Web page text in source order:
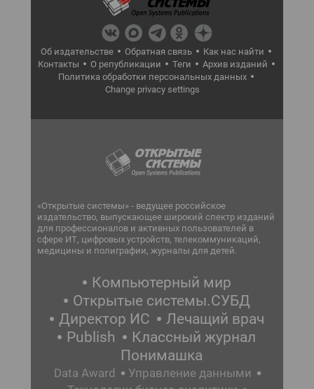
Об издательстве Обратная связь
Как нас найти
Контакты
О републикации Теги
Архив изданий
Политика обработки персональных данных
Change privacy settings
«Открытые системы» - ведущее российское
издательство, выпускающее широкий спектр изданий
для профессионалов и активных пользователей в
сфере ИТ, цифровых устройств, телекоммуникаций,
медицины и полиграфии, журналы для детей.
Компьютерный мир
Открытые системы.СУБД
Директор ИС
Лечащий врач
Publish
Классный журнал
Понимашка
Data Award
Управление данными